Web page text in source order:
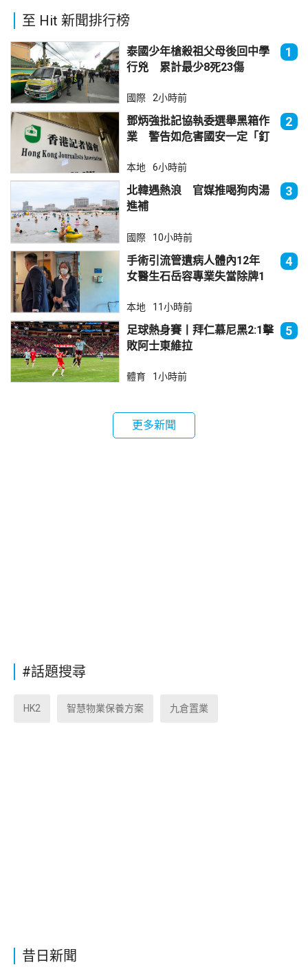
昔日新聞
至 Hit 新聞排行榜
泰國少年槍殺祖父母後回中學
行兇 累計最少8死23傷
1
國際 2小時前
鄧炳強批記協執委選舉黑箱作
業 警告如危害國安一定「釘
2
本地 6小時前
北韓遇熱浪 官媒推喝狗肉湯
進補
3
國際 10小時前
手術引流管遺病人體內12年
女醫生石岳容專業失當除牌1
4
本地 11小時前
足球熱身賽丨拜仁慕尼黑2:1擊
敗阿士東維拉
5
體育 1小時前
更多新聞
#話題搜尋
HK2 智慧物業保養方案 九倉置業